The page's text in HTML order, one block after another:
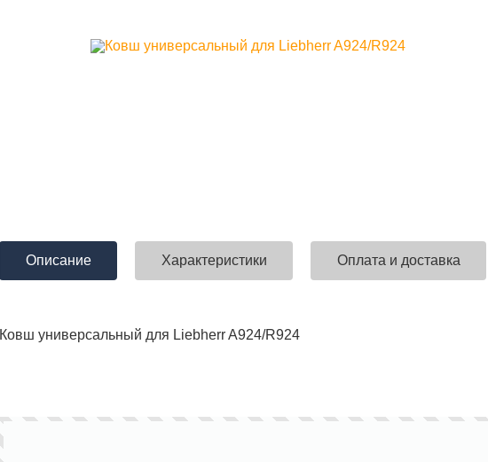
Описание Характеристики Оплата и доставка
Ковш универсальный для Liebherr A924/R924